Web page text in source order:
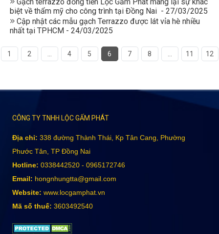
biệt về thẩm mỹ cho công trình tại Đồng Nai - 27/03/2025
Cập nhật các mẫu gạch Terrazzo được lát vỉa hè nhiều
nhất tại TPHCM - 24/03/2025
1 2 4 5 6 7 8 11 12
CÔNG TY TNHH LỘC GẤM PHÁT
Địa chỉ: 338 đường Thành Thái, Kp Tân Cang, Phường
Phước Tân, TP Đồng Nai
Hotline: 0338442520 - 0965172746
Email: hongnhungtta@gmail.com
Website: www.locgamphat.vn
Mã số thuế: 3603492540